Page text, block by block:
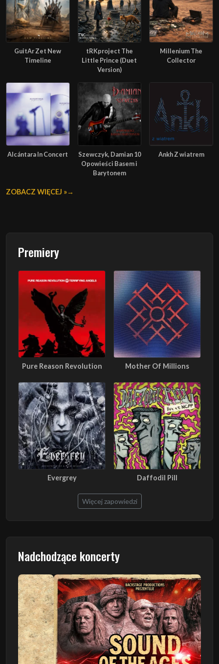
GuitAr Zet New
Timeline
tRKproject The
Little Prince (Duet
Version)
Millenium The
Collector
Alcántara In Concert
Szewczyk, Damian 10
Opowieści Basem i
Barytonem
Ankh Z wiatrem
ZOBACZ WIĘCEJ »
Premiery
Pure Reason Revolution Mother Of Millions
Evergrey Daffodil Pill
Więcej zapowiedzi
Nadchodzące koncerty